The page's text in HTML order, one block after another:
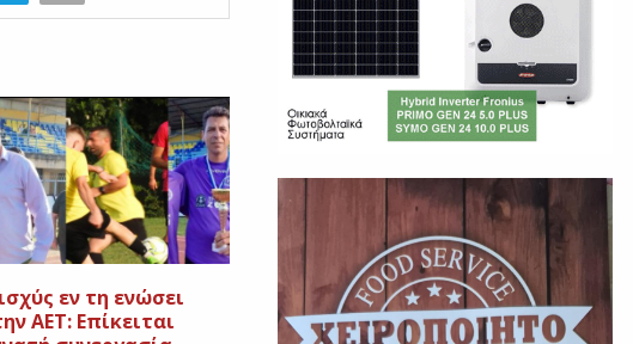
εν τη ενώσει
ΑΕΤ: Επίκειται